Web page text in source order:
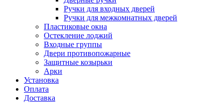
Ручки для входных дверей
Ручки для межкомнатных дверей
Пластиковые окна
Остекление лоджий
Входные группы
Двери противопожарные
Защитные козырьки
Арки
Установка
Оплата
Доставка